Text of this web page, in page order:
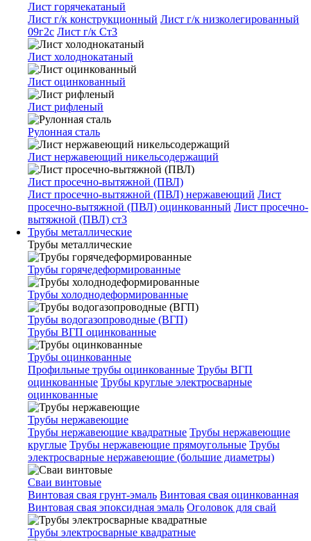
Лист горячекатаный
Лист г/к конструкционный Лист г/к низколегированный
09г2с Лист г/к Ст3
Лист холоднокатаный
Лист оцинкованный
Лист рифленый
Рулонная сталь
Лист нержавеющий никельсодержащий
Лист просечно-вытяжной (ПВЛ)
Лист просечно-вытяжной (ПВЛ) нержавеющий Лист
просечно-вытяжной (ПВЛ) оцинкованный Лист просечно-
вытяжной (ПВЛ) ст3
Трубы металлические
Трубы металлические
Трубы горячедеформированные
Трубы холоднодеформированные
Трубы водогазопроводные (ВГП)
Трубы ВГП оцинкованные
Трубы оцинкованные
Профильные трубы оцинкованные Трубы ВГП
оцинкованные Трубы круглые электросварные
оцинкованные
Трубы нержавеющие
Трубы нержавеющие квадратные Трубы нержавеющие
круглые Трубы нержавеющие прямоугольные Трубы
электросварные нержавеющие (большие диаметры)
Сваи винтовые
Винтовая свая грунт-эмаль Винтовая свая оцинкованная
Винтовая свая эпоксидная эмаль Оголовок для свай
Трубы электросварные квадратные